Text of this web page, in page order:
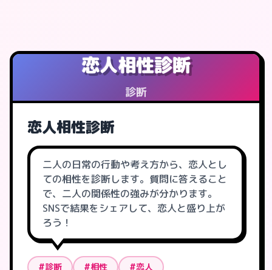
恋人相性診断
診断
恋人相性診断
二人の日常の行動や考え方から、恋人とし
ての相性を診断します。質問に答えること
で、二人の関係性の強みが分かります。
SNSで結果をシェアして、恋人と盛り上が
ろう！
#診断 #相性 #恋人